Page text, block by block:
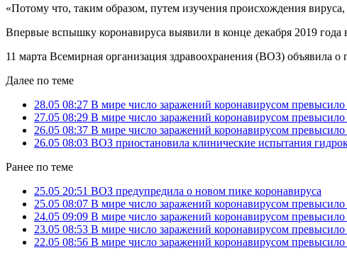
«Потому что, таким образом, путем изучения происхождения
Впервые вспышку коронавируса выявили в конце декабря 2019 года
11 марта Всемирная организация здравоохранения (ВОЗ) объявила
Далее по теме
28.05 08:27 В мире число заражений коронавирусом превысило
27.05 08:29 В мире число заражений коронавирусом превысило
26.05 08:37 В мире число заражений коронавирусом превысило
26.05 08:03 ВОЗ приостановила клинические испытания
Ранее по теме
25.05 20:51 ВОЗ предупредила о новом пике коронавируса
25.05 08:07 В мире число заражений коронавирусом превысило
24.05 09:09 В мире число заражений коронавирусом превысило
23.05 08:53 В мире число заражений коронавирусом превысило
22.05 08:56 В мире число заражений коронавирусом превысило